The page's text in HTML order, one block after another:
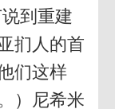
到重建
扪人的首
们这样
）尼希米